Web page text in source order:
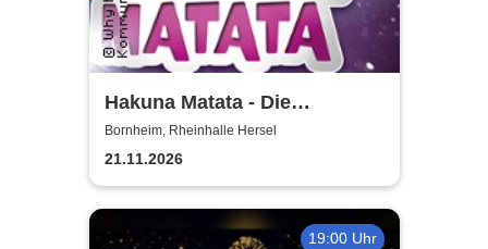
Hakuna Matata - Die
einzigartige große
Kindermusical-Gala
Bornheim, Rheinhalle Hersel
21.11.2026
19:00 Uhr